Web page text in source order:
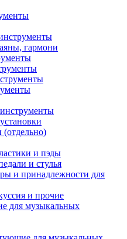
гармони
(отдельно)
и пэды
и стулья
и принадлежности для
и прочие
для музыкальных